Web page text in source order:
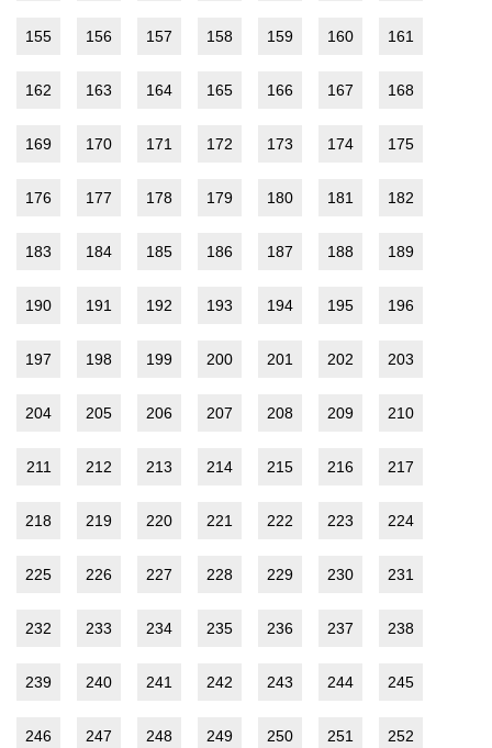
155 156 157 158 159 160 161
162 163 164 165 166 167 168
169 170 171 172 173 174 175
176 177 178 179 180 181 182
183 184 185 186 187 188 189
190 191 192 193 194 195 196
197 198 199 200 201 202 203
204 205 206 207 208 209 210
211 212 213 214 215 216 217
218 219 220 221 222 223 224
225 226 227 228 229 230 231
232 233 234 235 236 237 238
239 240 241 242 243 244 245
246 247 248 249 250 251 252